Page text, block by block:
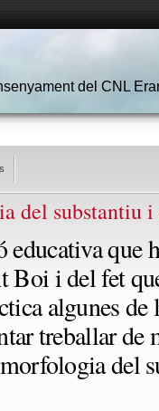
del CNL
del substantiu i
educativa que
Boi i del fet
algunes de
treballar de
del